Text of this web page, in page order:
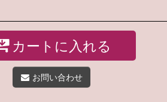
カートに入れる
お問い合わせ